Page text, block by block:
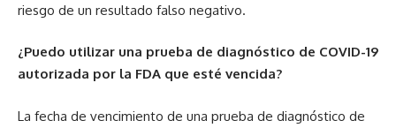
riesgo de un resultado falso negativo.
¿Puedo utilizar una prueba de diagnóstico de COVID-19
autorizada por la FDA que esté vencida?
La fecha de vencimiento de una prueba de diagnóstico de